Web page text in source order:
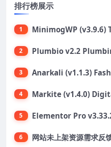
排行榜展示
1
2
3
4
5 Elementor Pro
6 网站未上架资源需求反